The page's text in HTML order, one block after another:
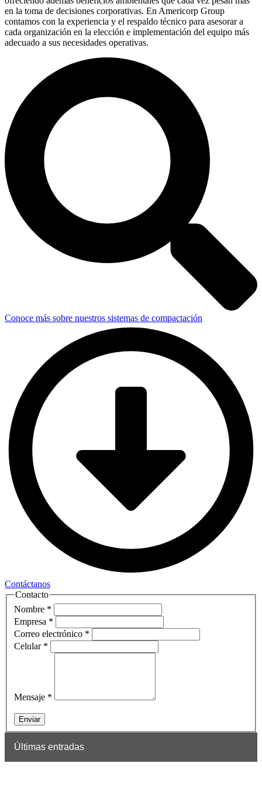
en la toma de decisiones corporativas. En Americorp Group
contamos con la experiencia y el respaldo técnico para asesorar a
cada organización en la elección e implementación del equipo más
adecuado a sus necesidades operativas.
Conoce más sobre nuestros sistemas de compactación
Contáctanos
Contacto
Nombre *
Empresa *
Correo electrónico *
Celular *
Mensaje *
Enviar
Últimas entradas